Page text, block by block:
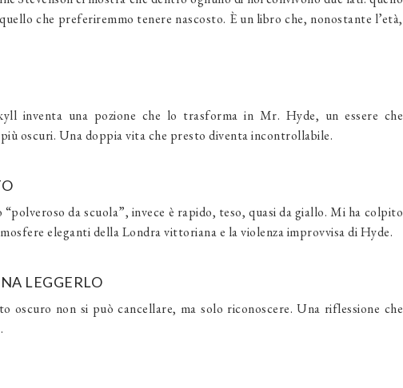
che preferiremmo tenere nascosto. È un libro che, nonostante l’età,
inventa una pozione che lo trasforma in Mr. Hyde, un essere che
oscuri. Una doppia vita che presto diventa incontrollabile.
“polveroso da scuola”, invece è rapido, teso, quasi da giallo. Mi ha colpito
eleganti della Londra vittoriana e la violenza improvvisa di Hyde.
LEGGERLO
oscuro non si può cancellare, ma solo riconoscere. Una riflessione che